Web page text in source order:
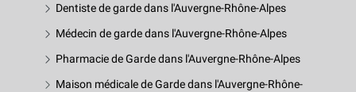
Dentiste de garde dans l'Auvergne-Rhône-Alpes
Médecin de garde dans l'Auvergne-Rhône-Alpes
Pharmacie de Garde dans l'Auvergne-Rhône-Alpes
Maison médicale de Garde dans l'Auvergne-Rhône-